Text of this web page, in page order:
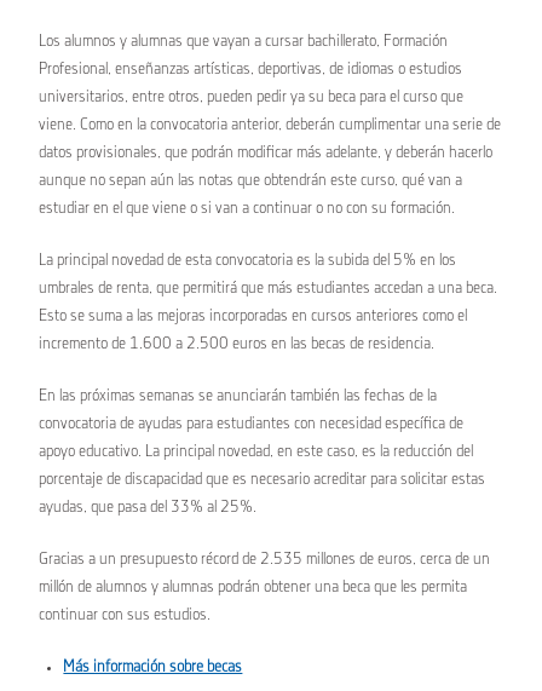
Los alumnos y alumnas que vayan a cursar bachillerato, Formación
Profesional, enseñanzas artísticas, deportivas, de idiomas o estudios
universitarios, entre otros, pueden pedir ya su beca para el curso que
viene. Como en la convocatoria anterior, deberán cumplimentar una serie de
datos provisionales, que podrán modificar más adelante, y deberán hacerlo
aunque no sepan aún las notas que obtendrán este curso, qué van a
estudiar en el que viene o si van a continuar o no con su formación.
La principal novedad de esta convocatoria es la subida del 5% en los
umbrales de renta, que permitirá que más estudiantes accedan a una beca.
Esto se suma a las mejoras incorporadas en cursos anteriores como el
incremento de 1.600 a 2.500 euros en las becas de residencia.
En las próximas semanas se anunciarán también las fechas de la
convocatoria de ayudas para estudiantes con necesidad específica de
apoyo educativo. La principal novedad, en este caso, es la reducción del
porcentaje de discapacidad que es necesario acreditar para solicitar estas
ayudas, que pasa del 33% al 25%.
Gracias a un presupuesto récord de 2.535 millones de euros, cerca de un
millón de alumnos y alumnas podrán obtener una beca que les permita
continuar con sus estudios.
Más información sobre becas